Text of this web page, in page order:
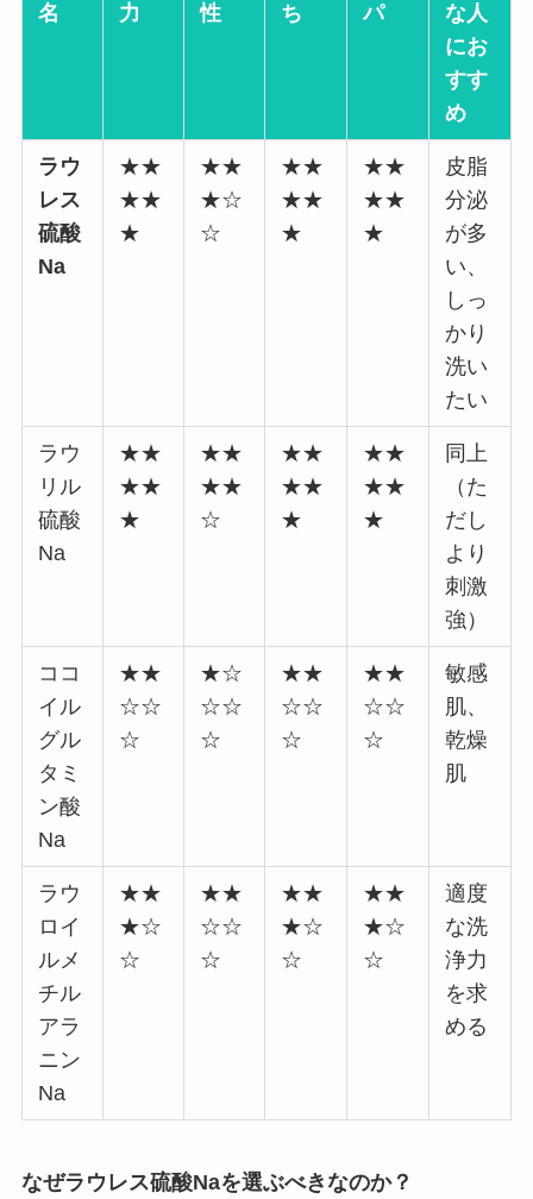
名
力
性
ち
パ
な人
にお
すす
め
ラウ
レス
硫酸
Na
★★
★★
★
★★
★☆
☆
★★
★★
★
★★
★★
★
皮脂
分泌
が多
い、
しっ
かり
洗い
たい
ラウ
リル
硫酸
Na
★★
★★
★
★★
★★
☆
★★
★★
★
★★
★★
★
同上
（た
だし
より
刺激
強）
ココ
イル
グル
タミ
ン酸
Na
★★
☆☆
☆
★☆
☆☆
☆
★★
☆☆
☆
★★
☆☆
☆
敏感
肌、
乾燥
肌
ラウ
ロイ
ルメ
チル
アラ
ニン
Na
★★
★☆
☆
★★
☆☆
☆
★★
★☆
☆
★★
★☆
☆
適度
な洗
浄力
を求
める
なぜラウレス硫酸Naを選ぶべきなのか？